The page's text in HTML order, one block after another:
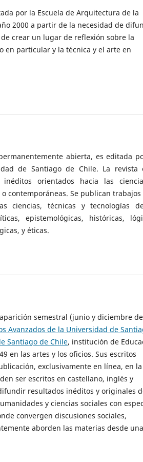
por la Escuela de Arquitectura de la
2000 a partir de la necesidad de
crear un lugar de reflexión sobre la
en particular y la técnica y el arte en
abierta, es editada
de Santiago de Chile. La revista
orientados hacia las
contemporáneas. Se publican
ciencias, técnicas y tecnologías
epistemológicas, históricas,
y éticas.
semestral (junio y diciembre de
Avanzados de la Universidad de
Santiago de Chile, institución de
en las artes y los oficios. Sus escritos
exclusivamente en línea, en la
ser escritos en castellano, inglés y
resultados inéditos y originales
y ciencias sociales con
convergen discusiones sociales,
aborden las materias desde una